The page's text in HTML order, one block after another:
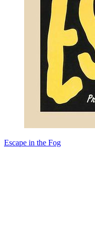
Escape in the Fog